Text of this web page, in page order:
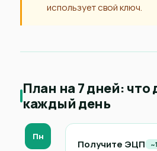
использует свой ключ.
План на 7 дней: что
каждый день
Пн
Получите ЭЦП